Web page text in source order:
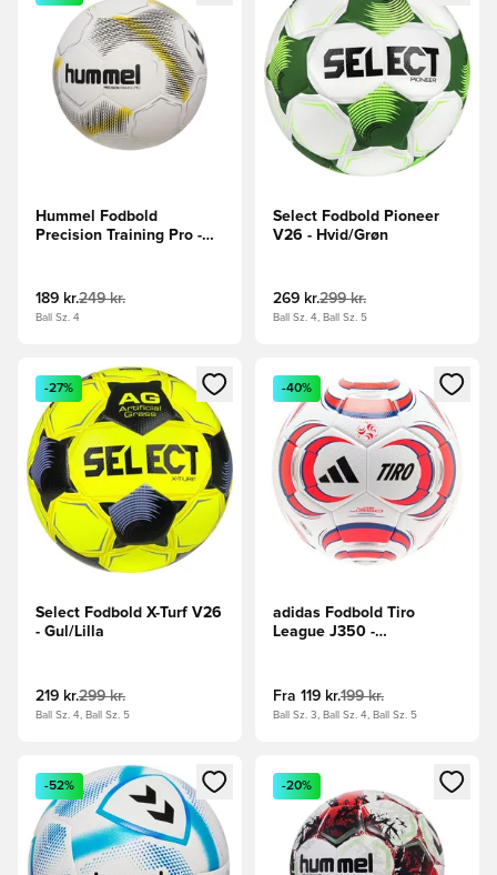
Hummel Fodbold
Precision Training Pro -
189 kr.249 kr.
Ball Sz. 4
Select Fodbold Pioneer
V26 - Hvid/Grøn
269 kr.299 kr.
Ball Sz. 4, Ball Sz. 5
Åbner en Modal til at logge ind eller tilmelde dig som
-27%
Select Fodbold X-Turf V26
- Gul/Lilla
219 kr.299 kr.
Ball Sz. 4, Ball Sz. 5
Åbner en Modal til at logge
-40%
adidas Fodbold Tiro
League J350 -
Fra 119 kr.199 kr.
Ball Sz. 3, Ball Sz. 4, Ball Sz. 5
Åbner en Modal til at logge ind eller tilmelde dig som
-52%
Åbner en Modal til at logge
-20%